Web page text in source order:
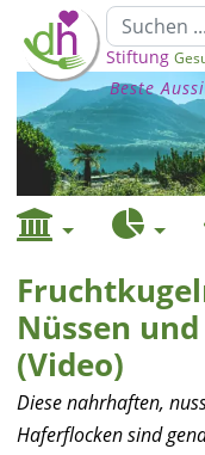
Stiftung
Beste
Nüssen
(Video)
Diese nahrhaften,
Haferflocken sind